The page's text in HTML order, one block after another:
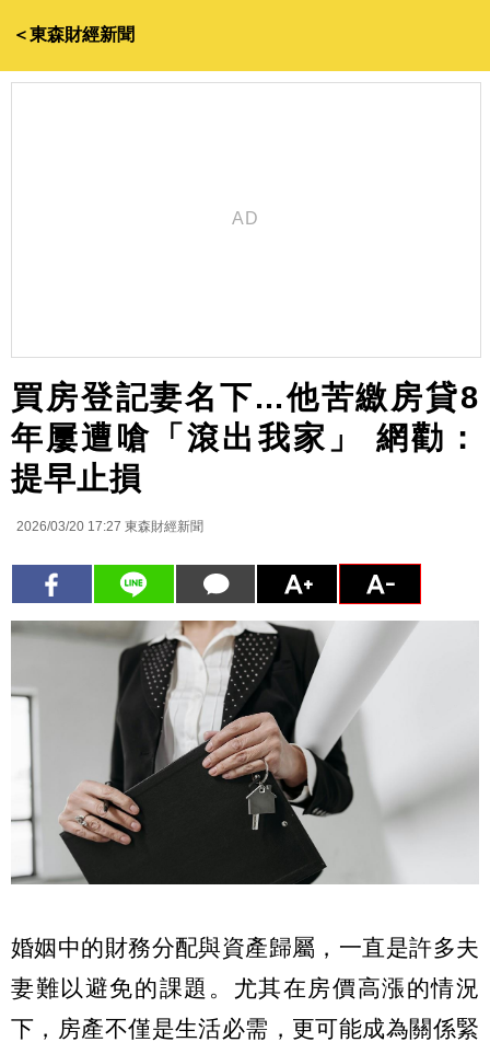
＜東森財經新聞
買房登記妻名下...他苦繳房貸8
年屢遭嗆「滾出我家」 網勸：
提早止損
2026/03/20 17:27 東森財經新聞
婚姻中的財務分配與資產歸屬，一直是許多夫
妻難以避免的課題。尤其在房價高漲的情況
下，房產不僅是生活必需，更可能成為關係緊